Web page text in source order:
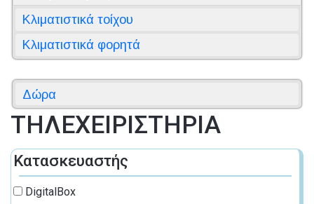
Κλιματιστικά τοίχου
Κλιματιστικά φορητά
Δώρα
ΤΗΛΕΧΕΙΡΙΣΤΗΡΙΑ
Κατασκευαστής
DigitalBox